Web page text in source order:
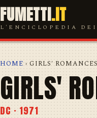
FUMETTI.IT
L'ENCICLOPEDIA
HOME › GIRLS' ROMANCES
GIRLS'
DC · 1971